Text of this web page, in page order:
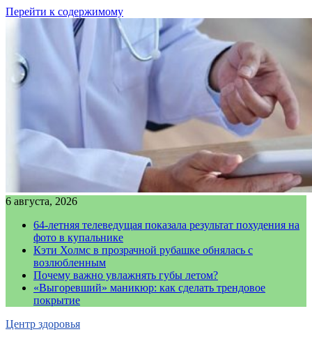
Перейти к содержимому
6 августа, 2026
64-летняя телеведущая показала результат похудения на
фото в купальнике
Кэти Холмс в прозрачной рубашке обнялась с
возлюбленным
Почему важно увлажнять губы летом?
«Выгоревший» маникюр: как сделать трендовое
покрытие
Центр здоровья